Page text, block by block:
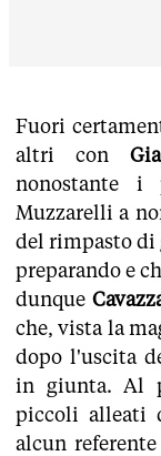
Fuori
altri con
nonostante i
Muzzarelli a
del rimpasto di
preparando e
dunque
che, vista la
dopo l'uscita
in giunta. Al
piccoli alleati
alcun